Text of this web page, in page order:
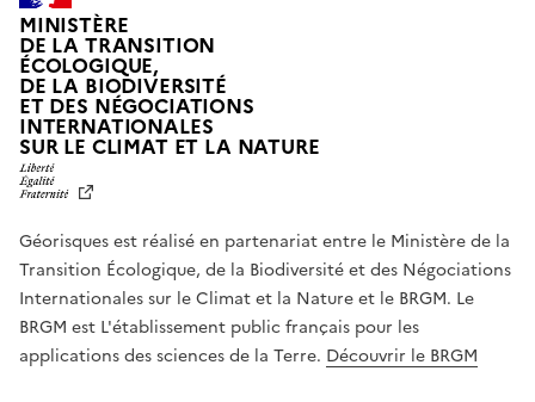
MINISTÈRE
DE LA TRANSITION
ÉCOLOGIQUE,
DE LA BIODIVERSITÉ
ET DES NÉGOCIATIONS
INTERNATIONALES
SUR LE CLIMAT ET LA NATUREL
T
É
,
É
G
A
L
Géorisques est réalisé en partenariat entre le Ministère de la
Transition Écologique, de la Biodiversité et des Négociations
Internationales sur le Climat et la Nature et le BRGM. Le
BRGM est L'établissement public français pour les
applications des sciences de la Terre. Découvrir le BRGM